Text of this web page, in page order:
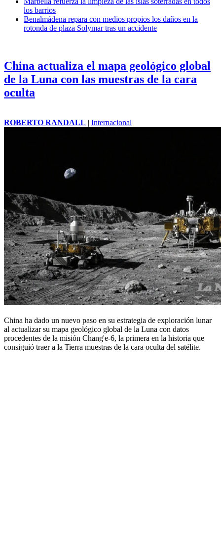
los barrios
Benalmádena repara con medios propios los daños en la
rotonda de plaza Solymar tras un accidente
China actualiza el mapa geológico global
de la Luna con las muestras de la cara
oculta
ROBERTO RANDALL | Internacional
China ha dado un nuevo paso en su estrategia de exploración lunar
al actualizar su mapa geológico global de la Luna con datos
procedentes de la misión Chang'e-6, la primera en la historia que
consiguió traer a la Tierra muestras de la cara oculta del satélite.